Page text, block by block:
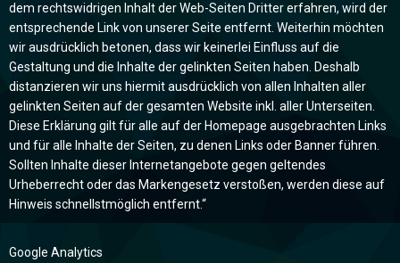
dem rechtswidrigen Inhalt der Web-Seiten Dritter erfahren, wird der
entsprechende Link von unserer Seite entfernt. Weiterhin möchten
wir ausdrücklich betonen, dass wir keinerlei Einfluss auf die
Gestaltung und die Inhalte der gelinkten Seiten haben. Deshalb
distanzieren wir uns hiermit ausdrücklich von allen Inhalten aller
gelinkten Seiten auf der gesamten Website inkl. aller Unterseiten.
Diese Erklärung gilt für alle auf der Homepage ausgebrachten Links
und für alle Inhalte der Seiten, zu denen Links oder Banner führen.
Sollten Inhalte dieser Internetangebote gegen geltendes
Urheberrecht oder das Markengesetz verstoßen, werden diese auf
Hinweis schnellstmöglich entfernt.“
Google Analytics